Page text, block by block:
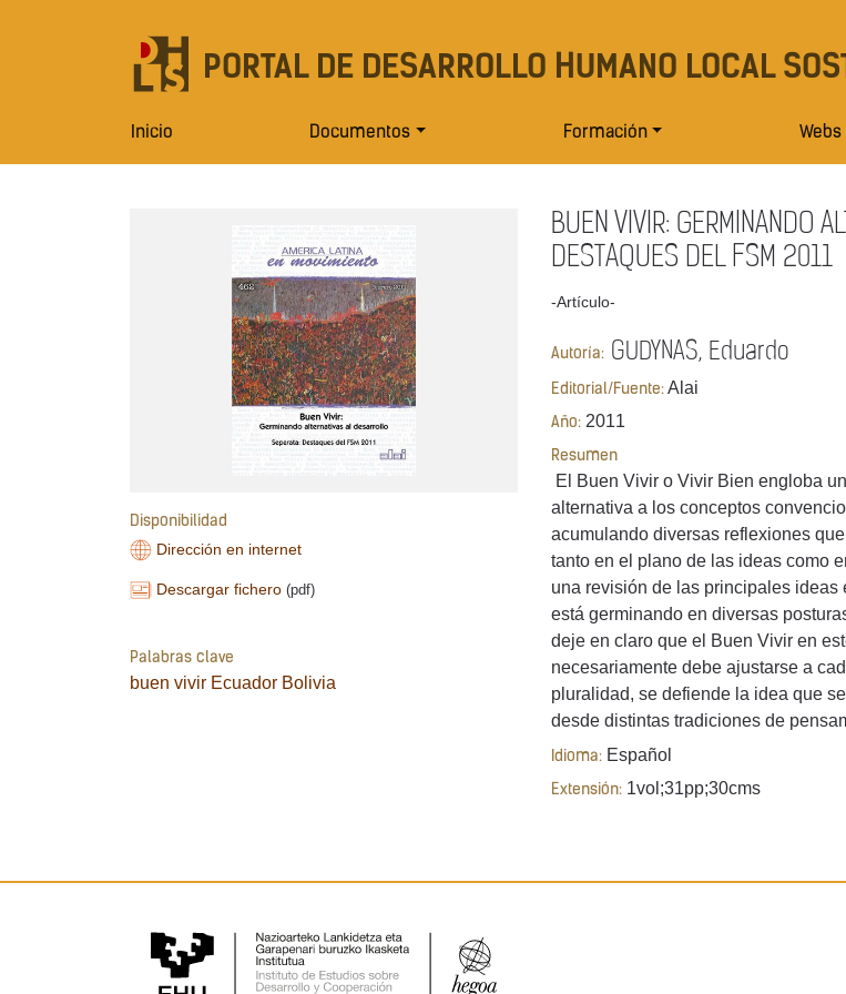
PORTAL DE DESARROLLO HUMANO LOCAL
Inicio Documentos Formación Webs
Disponibilidad
Dirección en internet
Descargar fichero (pdf)
Palabras clave
buen vivir Ecuador Bolivia
BUEN VIVIR: GERMINANDO
DESTAQUES DEL FSM 2011
-Artículo-
Autoría: GUDYNAS, Eduardo
Editorial/Fuente: Alai
Año: 2011
Resumen
El Buen Vivir o Vivir Bien engloba
alternativa a los conceptos
acumulando diversas reflexiones
tanto en el plano de las ideas como
una revisión de las principales
está germinando en diversas
deje en claro que el Buen Vivir en
necesariamente debe ajustarse a
pluralidad, se defiende la idea que
desde distintas tradiciones de
Idioma: Español
Extensión: 1vol;31pp;30cms